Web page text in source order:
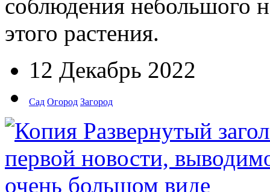
соблюдения небольшого
этого растения.
12 Декабрь 2022
Сад Огород Загород